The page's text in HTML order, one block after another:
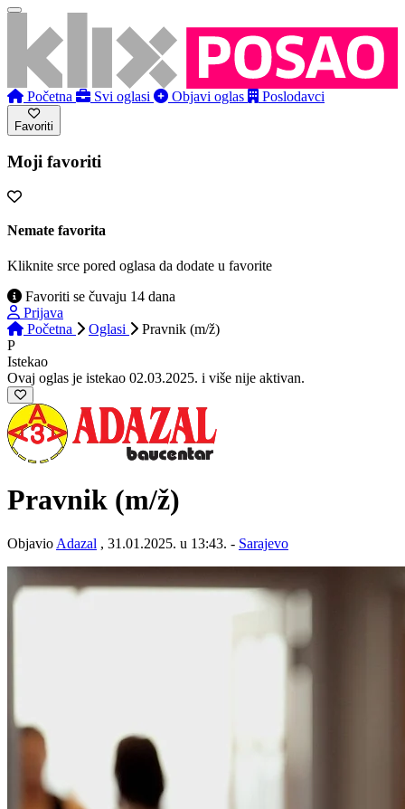
Početna Svi oglasi Objavi oglas Poslodavci
Favoriti
Moji favoriti
Nemate favorita
Kliknite srce pored oglasa da dodate u favorite
Favoriti se čuvaju 14 dana
Prijava
Početna
Oglasi
Pravnik (m/ž)
P
Istekao
Ovaj oglas je istekao 02.03.2025. i više nije aktivan.
Pravnik (m/ž)
Objavio Adazal , 31.01.2025. u 13:43. - Sarajevo